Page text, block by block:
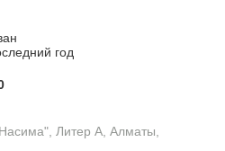
год
Литер А, Алматы,